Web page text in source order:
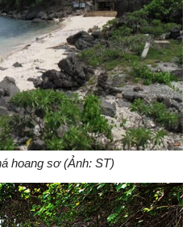
hoang sơ (Ảnh: ST)